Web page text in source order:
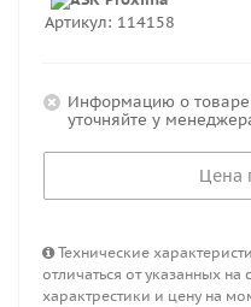
Артикул: 114158
Информацию о товаре
уточняйте у
Цена
Технические
отличаться от указанных на
характрестики и цену на